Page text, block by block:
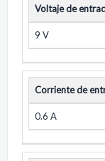
Voltaje de
9 V
Corriente de
0.6 A